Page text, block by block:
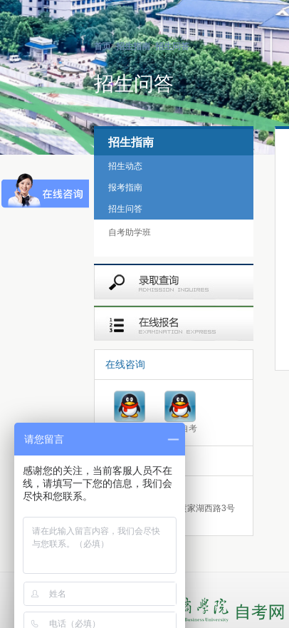
首页>招生指南>招生问答
招生问答
招生指南
招生动态
报考指南
招生问答
自考助学班
录取查询
在线咨询
咨询自考
湖北省武汉市洪山区黄家湖西路3号
请您留言
感谢您的关注，当前客服人员不在
线，请填写一下您的信息，我们会
尽快和您联系。